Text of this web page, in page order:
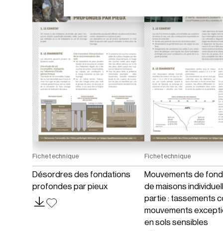
Fiche technique
Désordres des fondations
profondes par pieux
Fiche technique
Mouvements de
de maisons
partie : tassements
mouvements
en sols sensibles